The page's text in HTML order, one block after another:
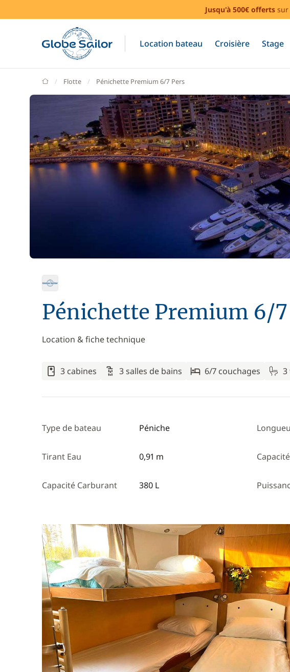
Jusqu'à 500€ offerts sur
Location bateau Croisière Stage
GlobeSailor
Flotte Pénichette Premium 6/7 Pers
Pénichette Premium 6/7
Location & fiche technique
3 cabines 3 salles de bains 6/7 couchages 3
Type de bateau Péniche
Tirant Eau 0,91 m
Capacité Carburant 380 L